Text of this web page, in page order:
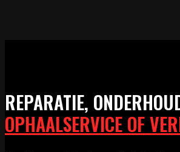
REPARATIE,
OPHAALSERVICE OF